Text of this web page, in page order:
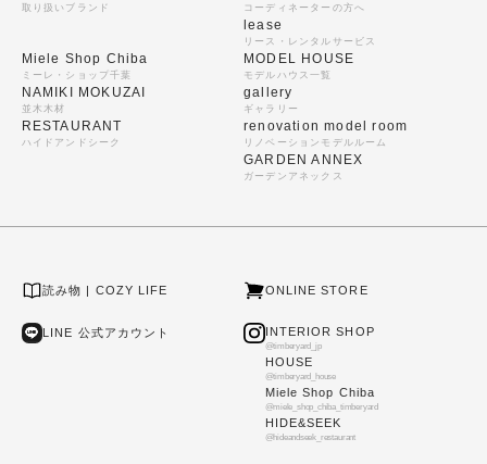
取り扱いブランド コーディネーターの方へ
lease
リース・レンタルサービス
Miele Shop Chiba
ミーレ・ショップ千葉
NAMIKI MOKUZAI
並木木材
RESTAURANT
ハイドアンドシーク
MODEL HOUSE
モデルハウス一覧
gallery
ギャラリー
renovation model room
リノベーションモデルルーム
GARDEN ANNEX
ガーデンアネックス
読み物 | COZY LIFE ONLINE STORE
LINE 公式アカウント INTERIOR SHOP
@timberyard_jp
HOUSE
@timberyard_house
Miele Shop Chiba
@miele_shop_chiba_timberyard
HIDE&SEEK
@hideandseek_restaurant